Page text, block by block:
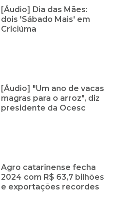
[Áudio] Dia das Mães:
dois 'Sábado Mais' em
Criciúma
[Áudio] "Um ano de vacas
magras para o arroz", diz
presidente da Ocesc
Agro catarinense fecha
2024 com R$ 63,7 bilhões
e exportações recordes